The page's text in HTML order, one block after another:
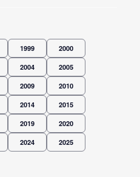
1999 2000
2004 2005
2009 2010
2014 2015
2019 2020
2024 2025